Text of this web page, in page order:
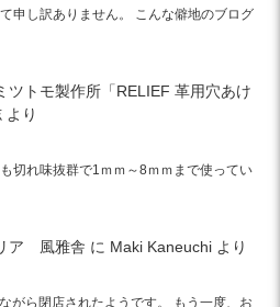
申し訳ありません。 こんな僻地のブログ
ツトモ製作所「RELIEF 革用穴あけ
より
切れ味抜群で1ｍｍ～8ｍｍまで使ってい
ア 風雅舎 に Maki Kaneuchiより
がら閉店されたようです。 もう一度、お